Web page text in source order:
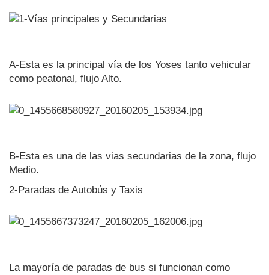
A-Esta es la principal vía de los Yoses tanto vehicular
como peatonal, flujo Alto.
B-Esta es una de las vias secundarias de la zona, flujo
Medio.
2-Paradas de Autobús y Taxis
La mayoría de paradas de bus si funcionan como